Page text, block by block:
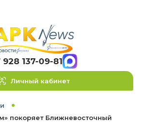
928 137-09-81
Личный кабинет
покоряет Ближневосточный